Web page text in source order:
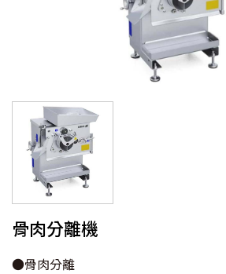
骨肉分離機
●骨肉分離